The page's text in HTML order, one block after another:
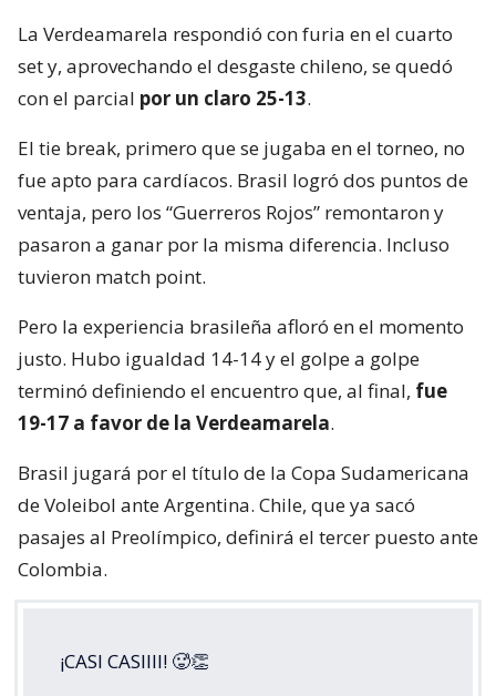
La Verdeamarela respondió con furia en el cuarto
set y, aprovechando el desgaste chileno, se quedó
con el parcial por un claro 25-13.
El tie break, primero que se jugaba en el torneo, no
fue apto para cardíacos. Brasil logró dos puntos de
ventaja, pero los “Guerreros Rojos” remontaron y
pasaron a ganar por la misma diferencia. Incluso
tuvieron match point.
Pero la experiencia brasileña afloró en el momento
justo. Hubo igualdad 14-14 y el golpe a golpe
terminó definiendo el encuentro que, al final, fue
19-17 a favor de la Verdeamarela.
Brasil jugará por el título de la Copa Sudamericana
de Voleibol ante Argentina. Chile, que ya sacó
pasajes al Preolímpico, definirá el tercer puesto ante
Colombia.
¡CASI CASIIII! 🥵👏